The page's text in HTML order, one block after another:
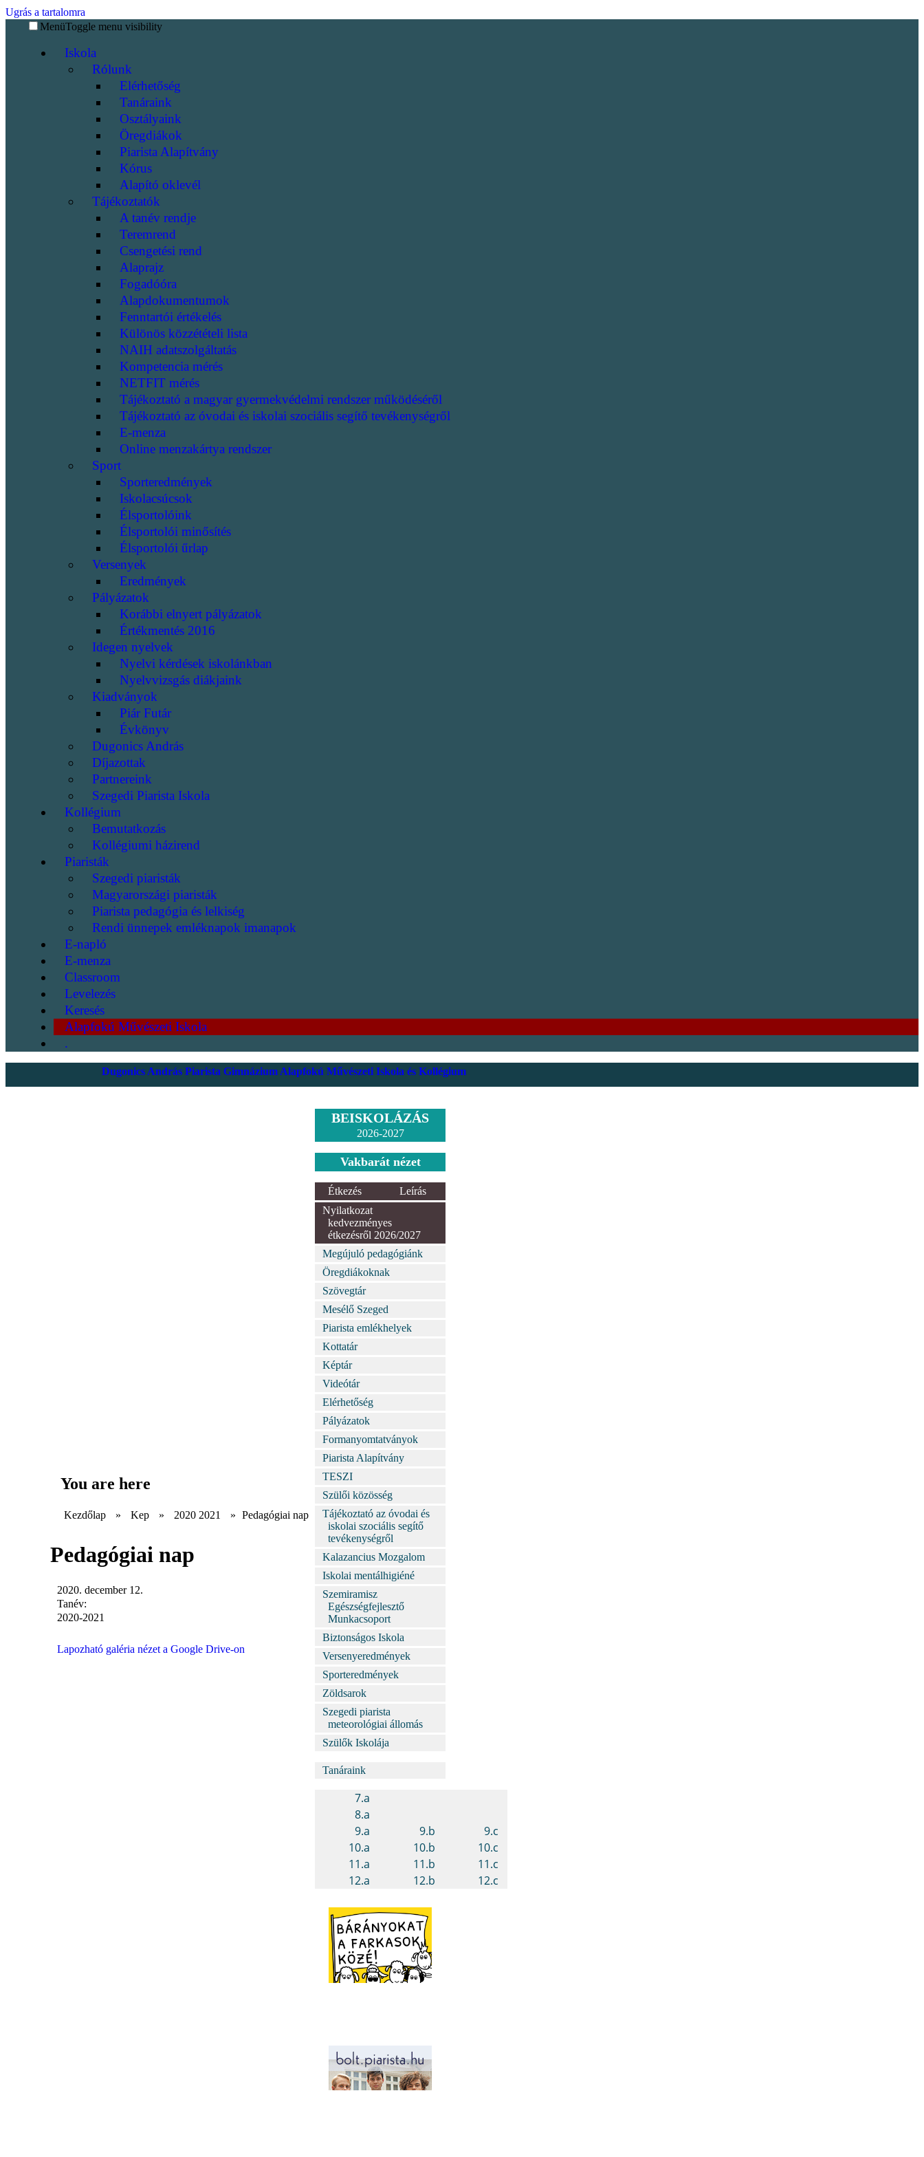
Ugrás a tartalomra
MenüToggle menu visibility
Iskola
Rólunk
Elérhetőség
Tanáraink
Osztályaink
Öregdiákok
Piarista Alapítvány
Kórus
Alapító oklevél
Tájékoztatók
A tanév rendje
Teremrend
Csengetési rend
Alaprajz
Fogadóóra
Alapdokumentumok
Fenntartói értékelés
Különös közzétételi lista
NAIH adatszolgáltatás
Kompetencia mérés
NETFIT mérés
Tájékoztató a magyar gyermekvédelmi rendszer működéséről
Tájékoztató az óvodai és iskolai szociális segítő tevékenységről
E-menza
Online menzakártya rendszer
Sport
Sporteredmények
Iskolacsúcsok
Élsportolóink
Élsportolói minősítés
Élsportolói űrlap
Versenyek
Eredmények
Pályázatok
Korábbi elnyert pályázatok
Értékmentés 2016
Idegen nyelvek
Nyelvi kérdések iskolánkban
Nyelvvizsgás diákjaink
Kiadványok
Piár Futár
Évkönyv
Dugonics András
Díjazottak
Partnereink
Szegedi Piarista Iskola
Kollégium
Bemutatkozás
Kollégiumi házirend
Piaristák
Szegedi piaristák
Magyarországi piaristák
Piarista pedagógia és lelkiség
Rendi ünnepek emléknapok imanapok
E-napló
E-menza
Classroom
Levelezés
Keresés
Alapfokú Művészeti Iskola
.
Dugonics András Piarista Gimnázium Alapfokú Művészeti Iskola és Kollégium
You are here
Kezdőlap » Kep » 2020 2021 » Pedagógiai nap
Pedagógiai nap
2020. december 12.
Tanév:
2020-2021
Lapozható galéria nézet a Google Drive-on
BEISKOLÁZÁS
2026-2027
Vakbarát nézet
Étkezés
Leírás
Nyilatkozat
kedvezményes
étkezésről 2026/2027
Megújuló pedagógiánk
Öregdiákoknak
Szövegtár
Mesélő Szeged
Piarista emlékhelyek
Kottatár
Képtár
Videótár
Elérhetőség
Pályázatok
Formanyomtatványok
Piarista Alapítvány
TESZI
Szülői közösség
Tájékoztató az óvodai és
iskolai szociális segítő
tevékenységről
Kalazancius Mozgalom
Iskolai mentálhigiéné
Szemiramisz
Egészségfejlesztő
Munkacsoport
Biztonságos Iskola
Versenyeredmények
Sporteredmények
Zöldsarok
Szegedi piarista
meteorológiai állomás
Szülők Iskolája
Tanáraink